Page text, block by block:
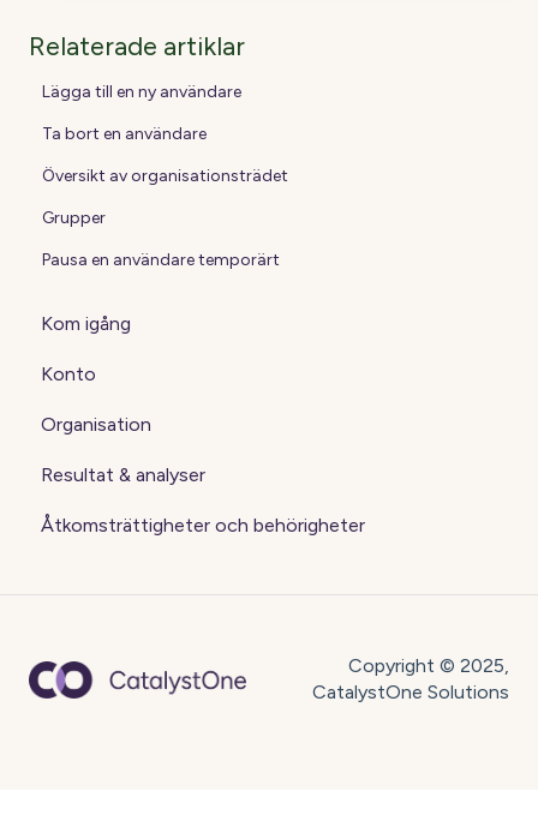
Relaterade artiklar
Lägga till en ny användare
Ta bort en användare
Översikt av organisationsträdet
Grupper
Pausa en användare temporärt
Kom igång
Konto
Organisation
Resultat & analyser
Åtkomsträttigheter och behörigheter
Copyright © 2025,
CatalystOne Solutions